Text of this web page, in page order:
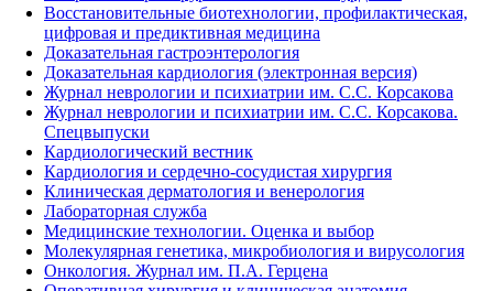
Восстановительные биотехнологии, профилактическая,
цифровая и предиктивная медицина
Доказательная гастроэнтерология
Доказательная кардиология (электронная версия)
Журнал неврологии и психиатрии им. С.С. Корсакова
Журнал неврологии и психиатрии им. С.С. Корсакова.
Спецвыпуски
Кардиологический вестник
Кардиология и сердечно-сосудистая хирургия
Клиническая дерматология и венерология
Лабораторная служба
Медицинские технологии. Оценка и выбор
Молекулярная генетика, микробиология и вирусология
Онкология. Журнал им. П.А. Герцена